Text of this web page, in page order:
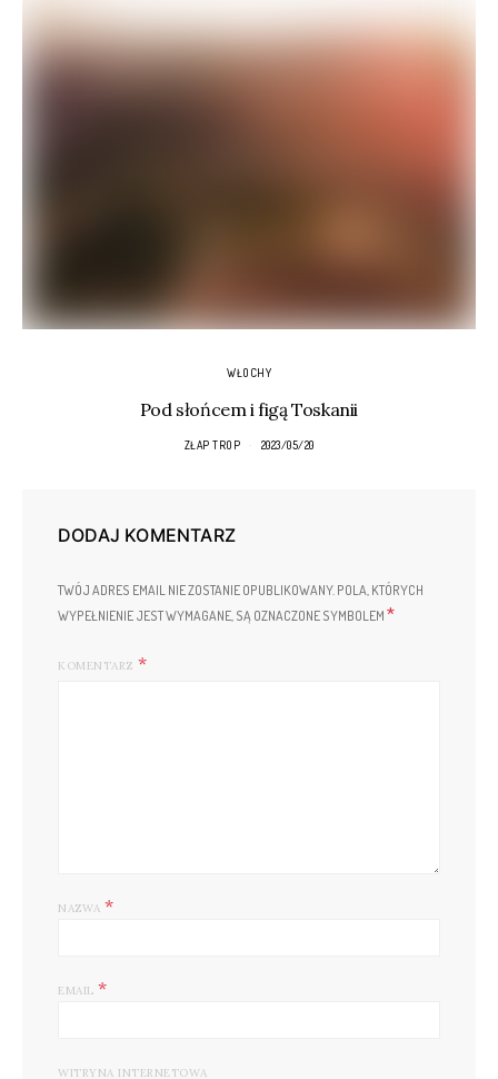
WŁOCHY
Pod słońcem i figą Toskanii
ZŁAP TROP 2023/05/20
DODAJ KOMENTARZ
TWÓJ ADRES EMAIL NIE ZOSTANIE OPUBLIKOWANY. POLA, KTÓRYCH
WYPEŁNIENIE JEST WYMAGANE, SĄ OZNACZONE SYMBOLEM *
KOMENTARZ
NAZWA *
EMAIL *
WITRYNA INTERNETOWA